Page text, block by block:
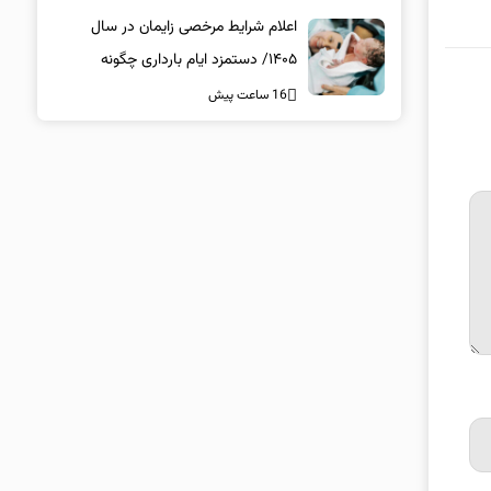
اعلام شرایط مرخصی زایمان در سال
۱۴۰۵/ دستمزد ایام بارداری چگونه
پرداخت می‌شود؟
16 ساعت پیش